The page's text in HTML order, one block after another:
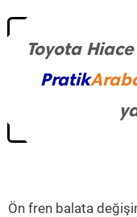
Toyota
Pratik
Ön fren balata